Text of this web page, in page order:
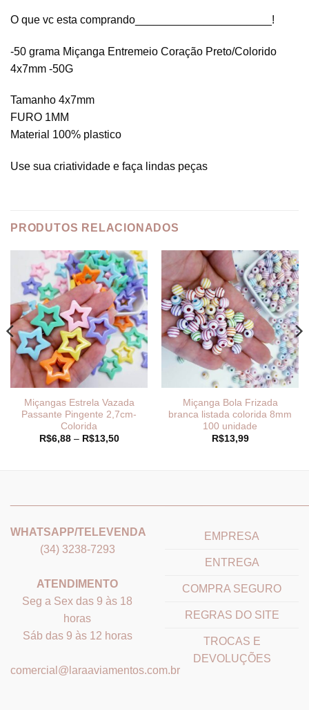
O que vc esta comprando______________________!
-50 grama Miçanga Entremeio Coração Preto/Colorido
4x7mm -50G
Tamanho 4x7mm
FURO 1MM
Material 100% plastico
Use sua criatividade e faça lindas peças
PRODUTOS RELACIONADOS
Miçangas Estrela Vazada
Passante Pingente 2,7cm-
Colorida
R$6,88 – R$13,50Faixa
Miçanga Bola Frizada
branca listada colorida 8mm
100 unidade
R$13,99
WHATSAPP/TELEVENDA
(34) 3238-7293
ATENDIMENTO
Seg a Sex das 9 às 18
horas
Sáb das 9 às 12 horas
comercial@laraaviamentos.com.br
EMPRESA
ENTREGA
COMPRA SEGURO
REGRAS DO SITE
TROCAS E
DEVOLUÇÕES